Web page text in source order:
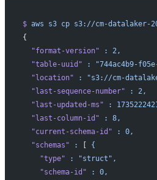
$ aws s3 cp s3://cm-datalaker-
{
  "format-version"
:
2,
  "table-uuid"
:
"744ac4b9-
  "location"
:
"s3://cm-
  "last-sequence-number"
:
2,
  "last-updated-ms"
:
  "last-column-id"
:
8,
  "current-schema-id"
:
0,
  "schemas"
:
{
    "type"
:
"struct",
    "schema-id"
:
0,